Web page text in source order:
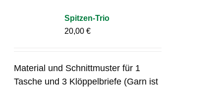
Spitzen-Trio
20,00€
Material und Schnittmuster für 1
Tasche und 3 Klöppelbriefe (Garn ist